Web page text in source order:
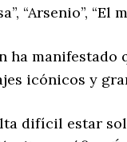
“Arsenio”,
ha manifestado
icónicos y
difícil estar